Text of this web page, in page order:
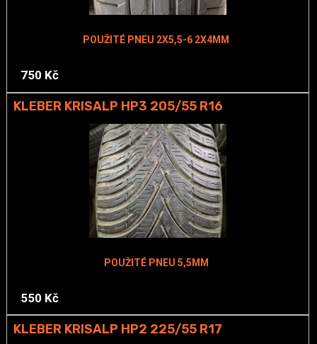
POUŽITÉ PNEU 2X5,5-6 2X4MM
750 Kč
KLEBER KRISALP HP3 205/55 R16
POUŽITÉ PNEU 5,5MM
550 Kč
KLEBER KRISALP HP2 225/55 R17